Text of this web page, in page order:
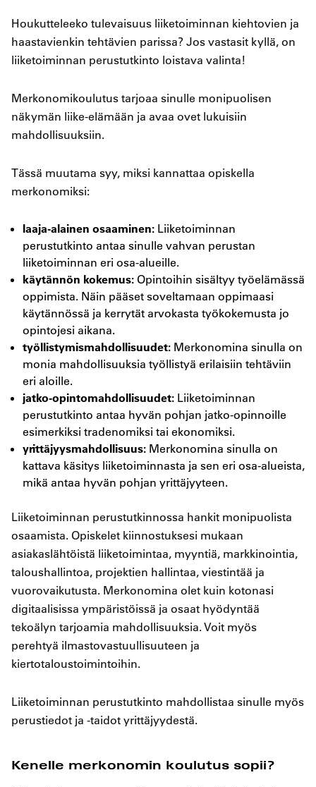
Houkutteleeko tulevaisuus liiketoiminnan kiehtovien ja
haastavienkin tehtävien parissa? Jos vastasit kyllä, on
liiketoiminnan perustutkinto loistava valinta!
Merkonomikoulutus tarjoaa sinulle monipuolisen
näkymän liike-elämään ja avaa ovet lukuisiin
mahdollisuuksiin.
Tässä muutama syy, miksi kannattaa opiskella
merkonomiksi:
laaja-alainen osaaminen: Liiketoiminnan
perustutkinto antaa sinulle vahvan perustan
liiketoiminnan eri osa-alueille.
käytännön kokemus: Opintoihin sisältyy työelämässä
oppimista. Näin pääset soveltamaan oppimaasi
käytännössä ja kerrytät arvokasta työkokemusta jo
opintojesi aikana.
työllistymismahdollisuudet: Merkonomina sinulla on
monia mahdollisuuksia työllistyä erilaisiin tehtäviin
eri aloille.
jatko-opintomahdollisuudet: Liiketoiminnan
perustutkinto antaa hyvän pohjan jatko-opinnoille
esimerkiksi tradenomiksi tai ekonomiksi.
yrittäjyysmahdollisuus: Merkonomina sinulla on
kattava käsitys liiketoiminnasta ja sen eri osa-alueista,
mikä antaa hyvän pohjan yrittäjyyteen.
Liiketoiminnan perustutkinnossa hankit monipuolista
osaamista. Opiskelet kiinnostuksesi mukaan
asiakaslähtöistä liiketoimintaa, myyntiä, markkinointia,
taloushallintoa, projektien hallintaa, viestintää ja
vuorovaikutusta. Merkonomina olet kuin kotonasi
digitaalisissa ympäristöissä ja osaat hyödyntää
tekoälyn tarjoamia mahdollisuuksia. Voit myös
perehtyä ilmastovastuullisuuteen ja
kiertotaloustoimintoihin.
Liiketoiminnan perustutkinto mahdollistaa sinulle myös
perustiedot ja -taidot yrittäjyydestä.
Kenelle merkonomin koulutus sopii?